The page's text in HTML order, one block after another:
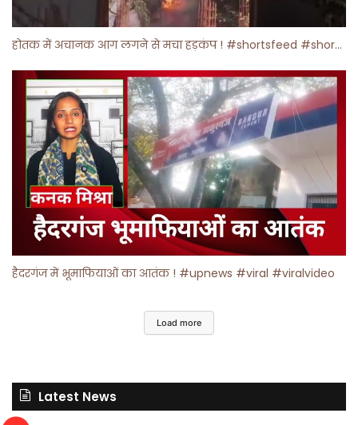
होतक में अचानक आग लगने से मचा हड़कंप ! #shortsfeed #shorts #viralshorts
हैदरगंज में भूमाफियाओं का आतंक ! #upnews #viral #viralvideo
Load more
Latest News